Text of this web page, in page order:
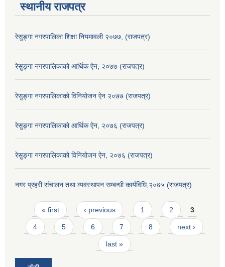
स्थानीय राजपत्र
रेसुङ्गा नगरपालिका शिक्षा नियमावली २०७७, (राजपत्र)
रेसुङ्गा नगरपालिकाको आर्थिक ऐन, २०७७ (राजपत्र)
रेसुङ्गा नगरपालिकाको विनियोजन ऐन २०७७ (राजपत्र)
रेसुङ्गा नगरपालिकाको आर्थिक ऐन, २०७६ (राजपत्र)
रेसुङ्गा नगरपालिकाको विनियोजन ऐन, २०७६ (राजपत्र)
नगर प्रहरी संचालन तथा व्यवस्थापन सम्बन्धी कार्यविधि,२०७५ (राजपत्र)
Pages
« first ‹ previous 1 2 3
4 5 6 7 8 next ›
last »